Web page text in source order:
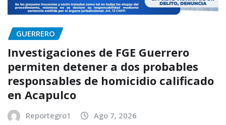
GUERRERO
Investigaciones de FGE Guerrero
permiten detener a dos probables
responsables de homicidio calificado
en Acapulco
Reportegro1 Ago 7, 2026